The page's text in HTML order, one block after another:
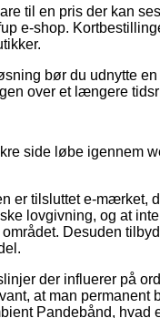
til en pris der kan
e-shop.
bør du udnytte en
over et længere
side løbe igennem
er tilsluttet e-mærket,
lovgivning, og at
Desuden
der influerer på
at man permanent
Pandebånd, hvad